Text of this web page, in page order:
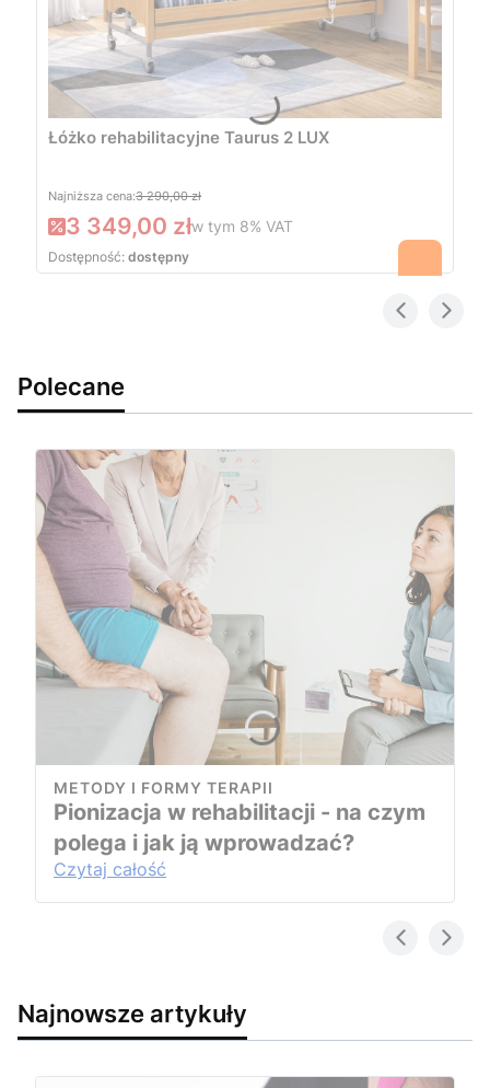
Łóżko rehabilitacyjne Taurus 2 LUX
3 349,00 złw tym 8% VAT
Najniższa cena:3 290,00 zł
Dostępność: dostępny
Polecane
METODY I FORMY TERAPII
Pionizacja w rehabilitacji - na czym
polega i jak ją wprowadzać?
Czytaj całość
Najnowsze artykuły